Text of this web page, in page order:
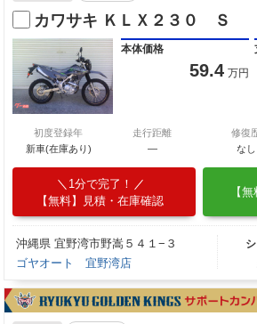
カワサキ ＫＬＸ２３０ Ｓ
本体価格
59.4 万円
初度登録年
新車(在庫あり)
走行距離
―
修復
なし
1分で完了！
【無料】見積・在庫確認
【
沖縄県 宜野湾市野嵩５４１−３
ゴヤオート 宜野湾店